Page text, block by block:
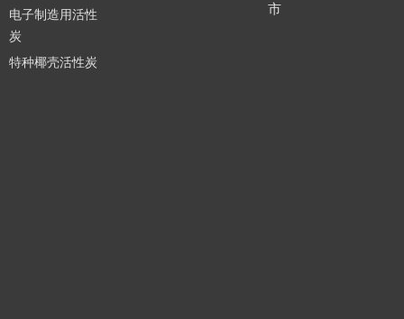
电子制造用活性
炭
特种椰壳活性炭
市